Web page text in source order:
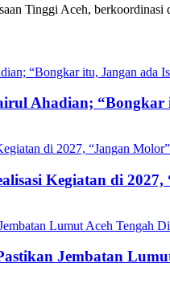
Tinggi Aceh, berkoordinasi
Ahadian; “Bongkar
Kegiatan di
Jembatan